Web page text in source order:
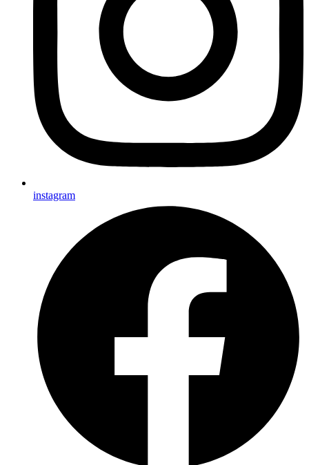
instagram